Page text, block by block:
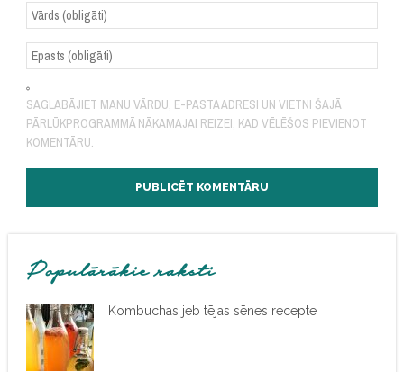
SAGLABĀJIET MANU VĀRDU, E-PASTA ADRESI UN VIETNI ŠAJĀ
PĀRLŪKPROGRAMMĀ NĀKAMAJAI REIZEI, KAD VĒLĒŠOS PIEVIENOT
KOMENTĀRU.
Populārākie raksti
Kombuchas jeb tējas sēnes recepte